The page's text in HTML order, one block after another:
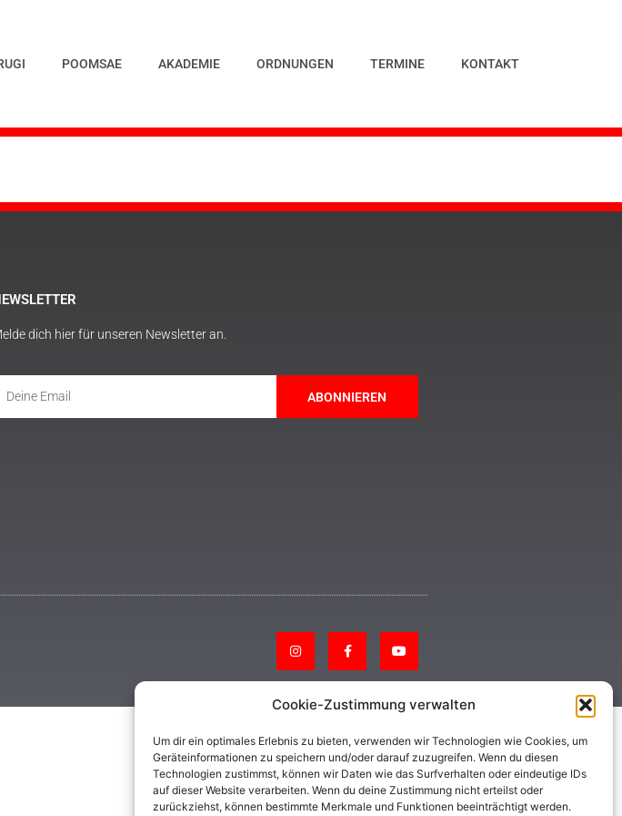
Cookie-Zustimmung verwalten
Um dir ein optimales Erlebnis zu bieten, verwenden wir Technologien wie Cookies, um
Geräteinformationen zu speichern und/oder darauf zuzugreifen. Wenn du diesen
Technologien zustimmst, können wir Daten wie das Surfverhalten oder eindeutige IDs
auf dieser Website verarbeiten. Wenn du deine Zustimmung nicht erteilst oder
zurückziehst, können bestimmte Merkmale und Funktionen beeinträchtigt werden.
POOMSAE AKADEMIE ORDNUNGEN TERMINE KONTAKT
dich hier für unseren Newsletter an.
ABONNIEREN